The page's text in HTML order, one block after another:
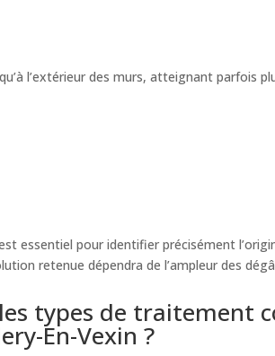
l’extérieur des murs, atteignant parfois
essentiel pour identifier précisément
retenue dépendra de l’ampleur des
types de traitement
En-Vexin ?